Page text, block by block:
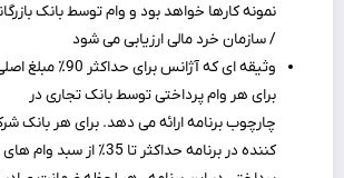
نمونه کارها خواهد بود و وام توسط بانک
/ سازمان خرد مالی ارزیابی می شود
وثیقه ای که آژانس برای حداکثر 90٪
برای هر وام پرداختی توسط بانک تجاری در
چارچوب برنامه ارائه می دهد. برای هر بانک
کننده در برنامه حداکثر تا 35٪ از سبد وام های